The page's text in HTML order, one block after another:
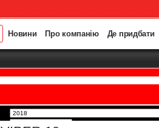
Де придбати
Про компанію
Новини